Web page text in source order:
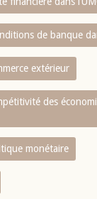
de banque
extérieur
des
monétaire